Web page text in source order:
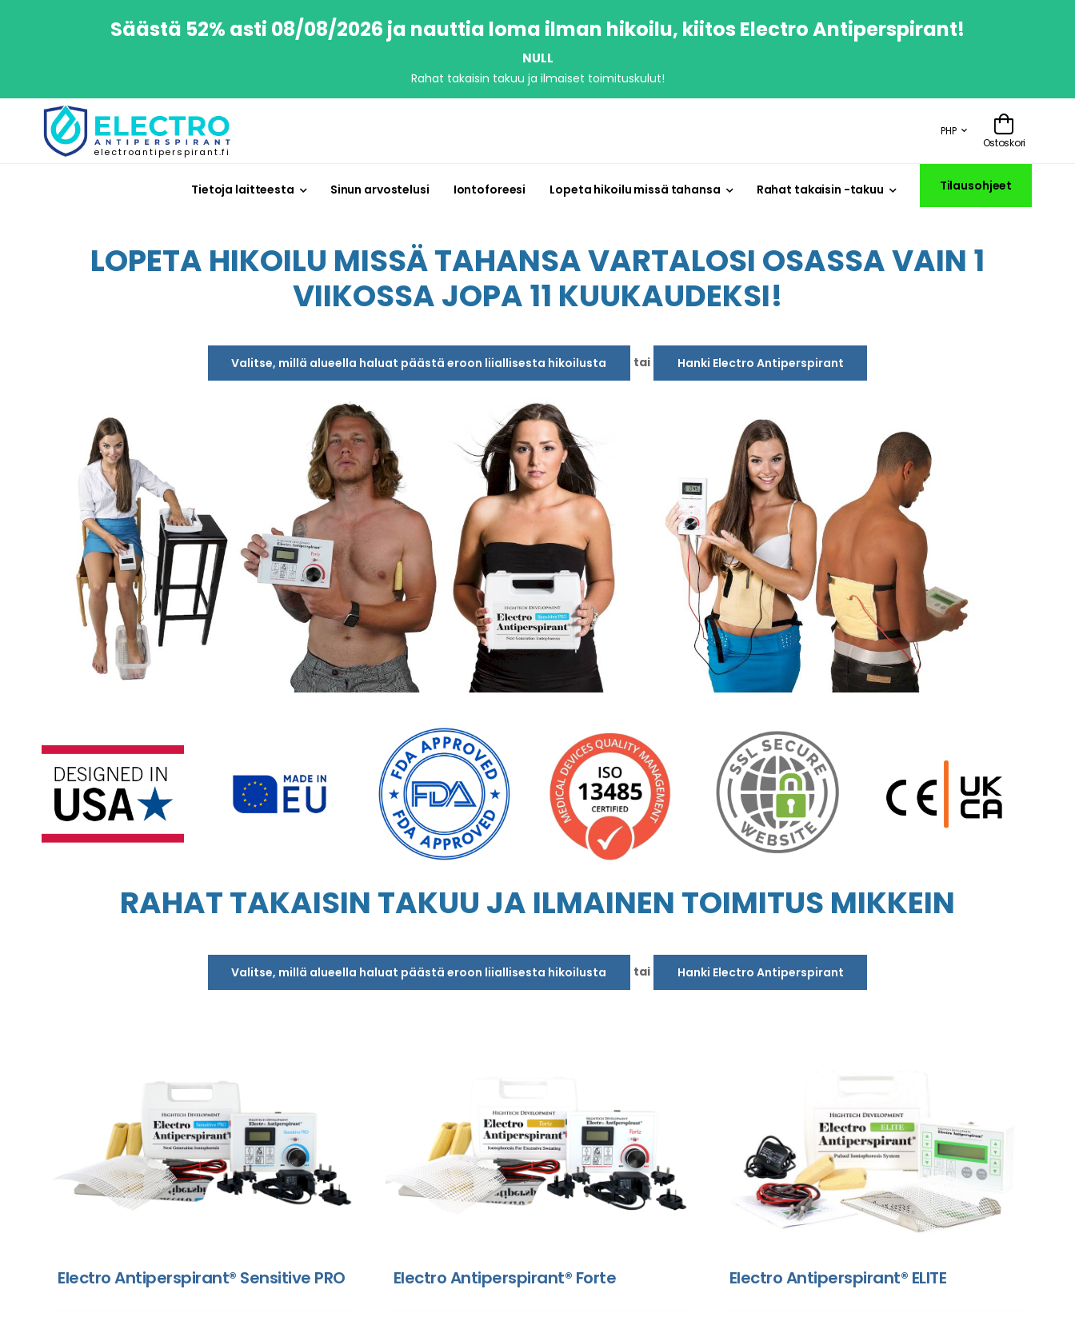
Säästä 52% asti 08/08/2026 ja nauttia loma ilman hikoilu, kiitos Electro Antiperspirant!
NULL
Rahat takaisin takuu ja ilmaiset toimituskulut!
electroantiperspirant.fi
PHP
Ostoskori
Tietoja laitteesta Sinun arvostelusi Iontoforeesi Lopeta hikoilu missä tahansa Rahat takaisin -takuu Tilausohjeet
LOPETA HIKOILU MISSÄ TAHANSA VARTALOSI OSASSA VAIN 1
VIIKOSSA JOPA 11 KUUKAUDEKSI!
Valitse, millä alueella haluat päästä eroon liiallisesta hikoilusta tai Hanki Electro Antiperspirant
RAHAT TAKAISIN TAKUU JA ILMAINEN TOIMITUS MIKKEIN
Valitse, millä alueella haluat päästä eroon liiallisesta hikoilusta tai Hanki Electro Antiperspirant
Electro Antiperspirant® Sensitive PRO Electro Antiperspirant® Forte Electro Antiperspirant® ELITE